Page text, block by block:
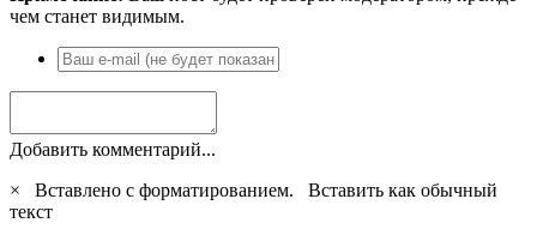
чем станет видимым.
Добавить комментарий...
×
Вставлено с форматированием. Вставить как обычный
текст